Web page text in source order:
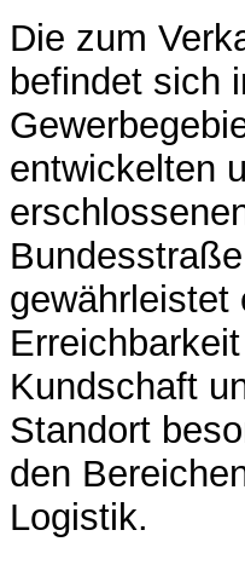
Die zum
befindet sich
entwickelten
gewährleistet
Kundschaft
Standort
den
Logistik.